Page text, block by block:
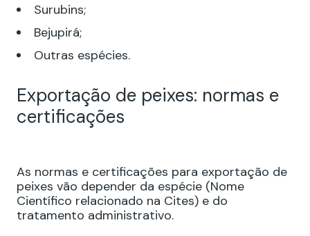
Surubins;
Bejupirá;
Outras espécies.
Exportação de peixes: normas e
certificações
As normas e certificações para exportação de
peixes vão depender da espécie (Nome
Científico relacionado na Cites) e do
tratamento administrativo.